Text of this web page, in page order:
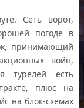
Сеть ворот,
погоде в
принимающий
войн,
турелей есть
плюс на
на блок-схемах